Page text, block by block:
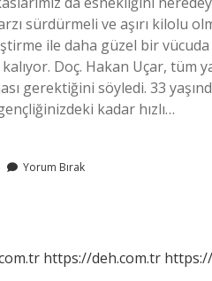
sürdürmeli ve aşırı kilolu
ile daha güzel bir
kalıyor. Doç. Hakan Uçar,
gerektiğini söyledi. 33
kadar hızlı…
Yorum Bırak
https://deh.com.tr